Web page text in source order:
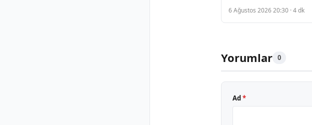
Metrekare Maliyetleri
6 Ağustos 2026 20:30 · 4 dk
Yorumlar 0
Ad*